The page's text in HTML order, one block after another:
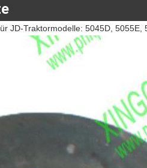
JD-Traktormodelle: 5045D, 5055E,